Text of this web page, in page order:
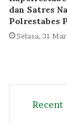
dan Satres
Polrestabes
Selasa, 31
Recent